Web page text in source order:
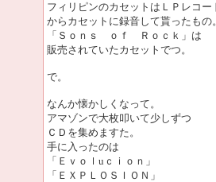
フィリピンのカセットはＬＰレコー
からカセットに録音して貰ったもの
「Ｓｏｎｓ ｏｆ Ｒｏｃｋ」は
販売されていたカセットでつ。
で。
なんか懐かしくなって。
アマゾンで大枚叩いて少しずつ
ＣＤを集めますた。
手に入ったのは
「Ｅｖｏｌuｃｉｏｎ」
「ＥＸＰＬＯＳＩＯＮ」